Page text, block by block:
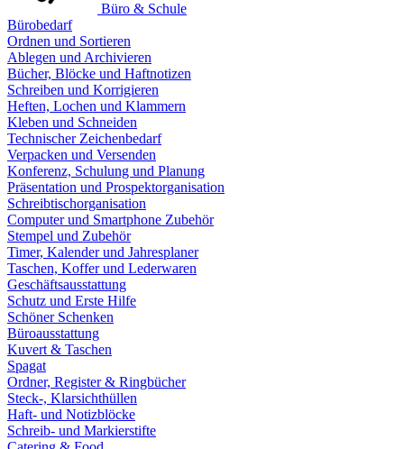
Büro & Schule
Bürobedarf
Ordnen und Sortieren
Ablegen und Archivieren
Bücher, Blöcke und Haftnotizen
Schreiben und Korrigieren
Heften, Lochen und Klammern
Kleben und Schneiden
Technischer Zeichenbedarf
Verpacken und Versenden
Konferenz, Schulung und Planung
Präsentation und Prospektorganisation
Schreibtischorganisation
Computer und Smartphone Zubehör
Stempel und Zubehör
Timer, Kalender und Jahresplaner
Taschen, Koffer und Lederwaren
Geschäftsausstattung
Schutz und Erste Hilfe
Schöner Schenken
Büroausstattung
Kuvert & Taschen
Spagat
Ordner, Register & Ringbücher
Steck-, Klarsichthüllen
Haft- und Notizblöcke
Schreib- und Markierstifte